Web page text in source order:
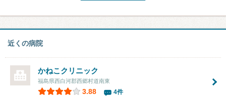
近くの病院
かねこクリニック
福島県西白河郡西郷村道南東
3.88 4件